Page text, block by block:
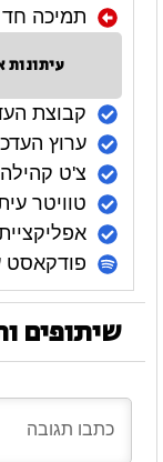
תמיכה
קבוצת
ערוץ
צ'ט
טוויטר
פודקאסט
שיתופים